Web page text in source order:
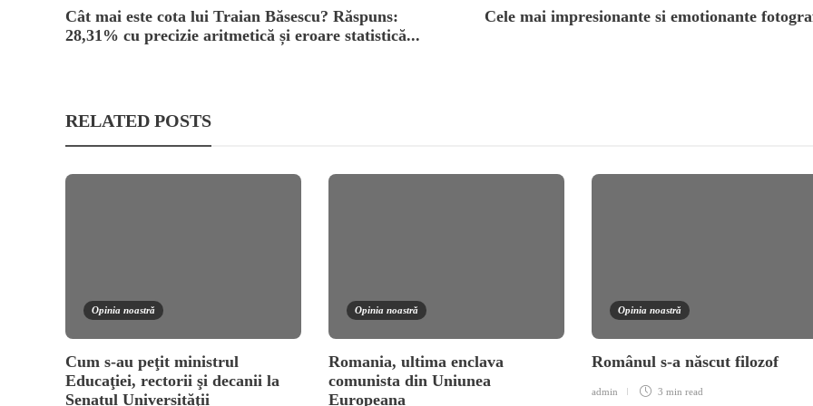
Cât mai este cota lui Traian Băsescu? Răspuns:
28,31% cu precizie aritmetică și eroare statistică...
Cele mai impresionante si emotionante
RELATED POSTS
Opinia noastră
Cum s-au peţit ministrul
Educaţiei, rectorii şi decanii la
Senatul Universităţii
Opinia noastră
Romania, ultima enclava
comunista din Uniunea
Europeana
Opinia noastră
Românul s-a născut filozof
admin 3 min read